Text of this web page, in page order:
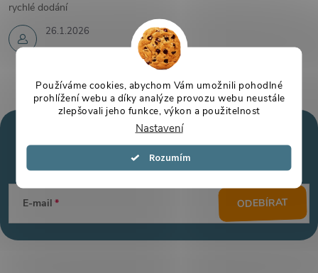
Používáme cookies, abychom Vám umožnili pohodlné
prohlížení webu a díky analýze provozu webu neustále
zlepšovali jeho funkce, výkon a použitelnost
Nastavení
Souhlasím
26.1.2026
rychlé dodání
p
Mějte přehled o novinkách
a slevách
E-mail ODEBÍRAT